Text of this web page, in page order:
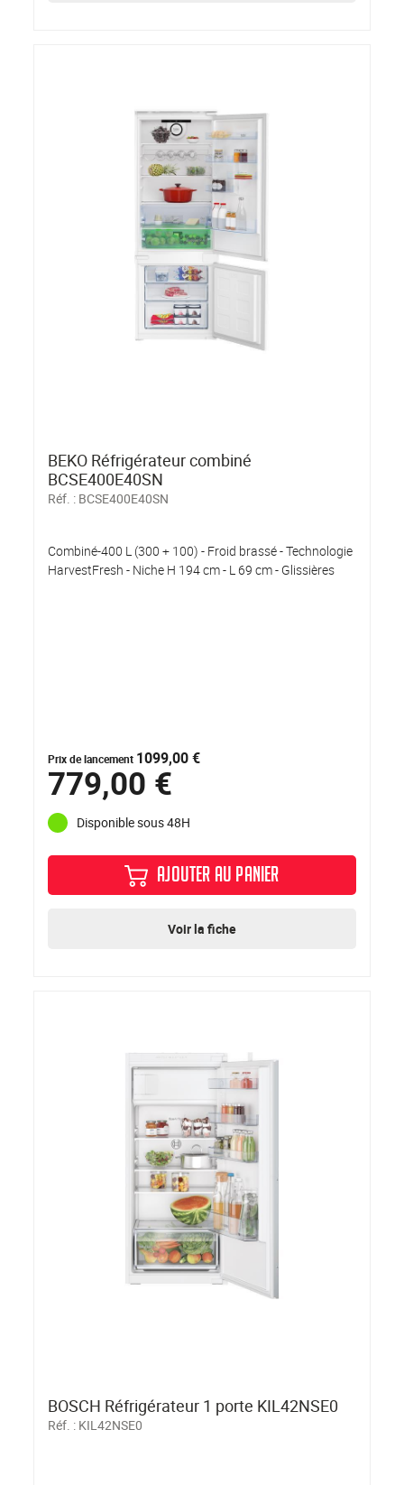
BEKO Réfrigérateur combiné
BCSE400E40SN
Réf. : BCSE400E40SN
Combiné-400 L (300 + 100) - Froid brassé - Technologie
HarvestFresh - Niche H 194 cm - L 69 cm - Glissières
Prix de lancement 1099,00 €
779,00 €
Disponible sous 48H
AJOUTER AU PANIER
Voir la fiche
BOSCH Réfrigérateur 1 porte KIL42NSE0
Réf. : KIL42NSE0